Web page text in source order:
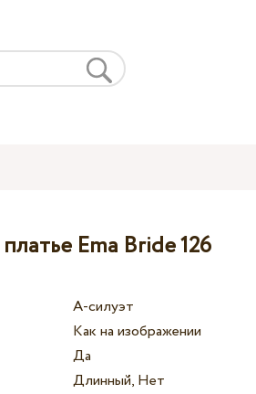
Ema Bride 126
А-силуэт
Как на изображении
Да
Длинный, Нет